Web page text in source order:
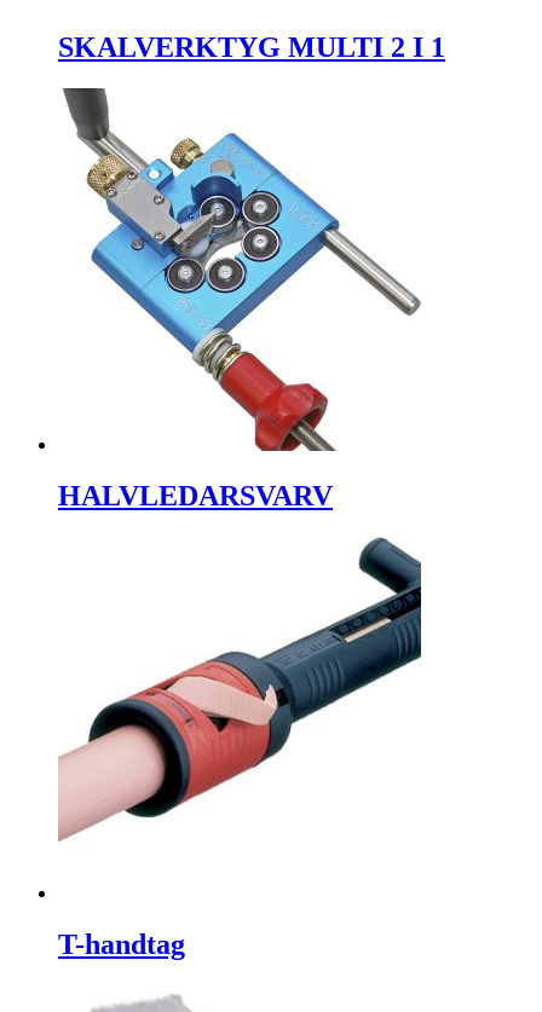
SKALVERKTYG MULTI 2 I 1
HALVLEDARSVARV
T-handtag